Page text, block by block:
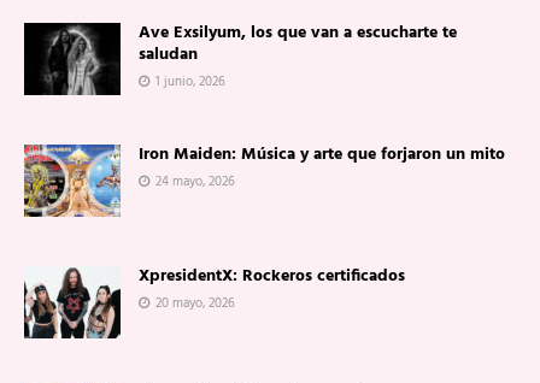
Ave Exsilyum, los que van a escucharte te
saludan
1 junio, 2026
Iron Maiden: Música y arte que forjaron un mito
24 mayo, 2026
XpresidentX: Rockeros certificados
20 mayo, 2026